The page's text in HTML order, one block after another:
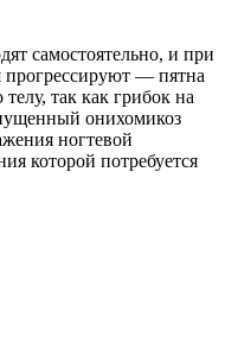
самостоятельно, и при
прогрессируют — пятна
так как грибок на
онихомикоз
ногтевой
которой потребуется